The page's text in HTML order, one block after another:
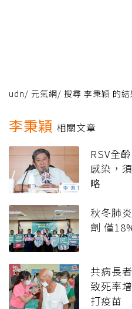
udn/ 元氣網/ 搜尋 李秉穎 的結
李秉穎 相關文章
RSV全
感染，
略
秋冬肺
劑 僅
共病長
致死率
打疫苗